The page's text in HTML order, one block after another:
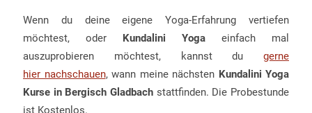
Wenn du deine eigene Yoga-Erfahrung vertiefen
möchtest, oder Kundalini Yoga einfach mal
auszuprobieren möchtest, kannst du gerne
hier nachschauen, wann meine nächsten Kundalini Yoga
Kurse in Bergisch Gladbach stattfinden. Die Probestunde
ist Kostenlos.